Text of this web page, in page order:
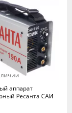
аппарат
Ресанта САИ